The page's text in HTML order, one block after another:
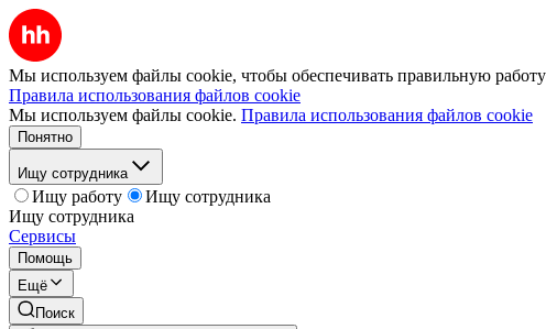
Мы используем файлы cookie, чтобы обеспечивать правильную
Правила использования файлов cookie
Мы используем файлы cookie. Правила использования файлов cookie
Понятно
Ищу сотрудника
Ищу работу
Ищу сотрудника
Ищу сотрудника
Сервисы
Помощь
Ещё
Поиск